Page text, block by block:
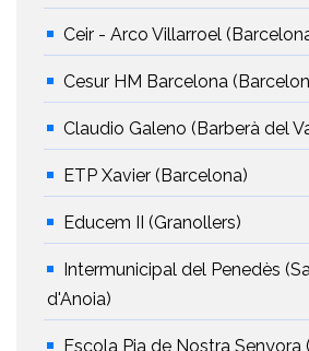
Ceir - Arco Villarroel
Cesur HM Barcelona
Claudio Galeno (Barberà del
ETP Xavier (Barcelona)
Educem II (Granollers)
Intermunicipal del Penedès
d'Anoia)
Escola Pia de Nostra Senyora